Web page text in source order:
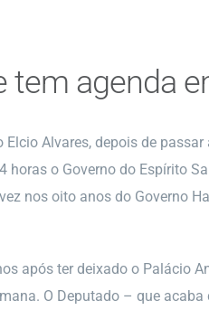
tem agenda
Alvares, depois de
horas o Governo do Espírito
nos oito anos do Governo
após ter deixado o Palácio
O Deputado – que